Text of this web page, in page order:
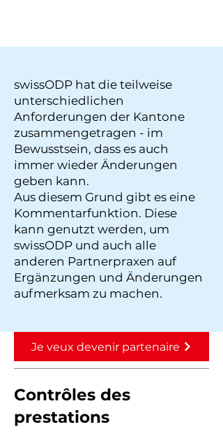
swissODP hat die teilweise
unterschiedlichen
Anforderungen der Kantone
zusammengetragen - im
Bewusstsein, dass es auch
immer wieder Änderungen
geben kann.
Aus diesem Grund gibt es eine
Kommentarfunktion. Diese
kann genutzt werden, um
swissODP und auch alle
anderen Partnerpraxen auf
Ergänzungen und Änderungen
aufmerksam zu machen.
Je veux devenir partenaire
Contrôles des
prestations